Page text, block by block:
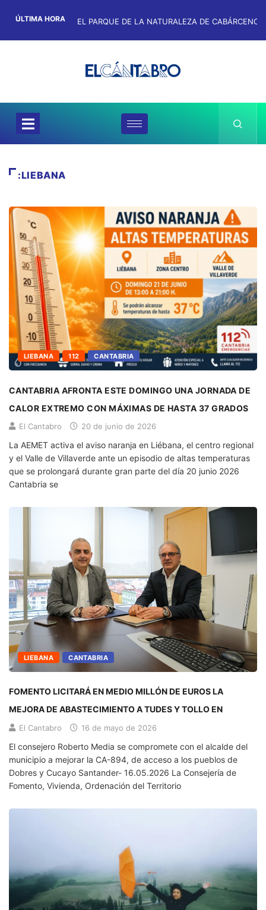
ÚLTIMA HORA
:LIEBANA
LIEBANA 112 CANTABRIA
CANTABRIA AFRONTA ESTE DOMINGO UNA JORNADA DE
CALOR EXTREMO CON MÁXIMAS DE HASTA 37 GRADOS
El Cantabro 20 de junio de 2026
La AEMET activa el aviso naranja en Liébana, el centro regional
y el Valle de Villaverde ante un episodio de altas temperaturas
que se prolongará durante gran parte del día 20 junio 2026
Cantabria se
LIEBANA CANTABRIA
FOMENTO LICITARÁ EN MEDIO MILLÓN DE EUROS LA
MEJORA DE ABASTECIMIENTO A TUDES Y TOLLO EN
El Cantabro 16 de mayo de 2026
El consejero Roberto Media se compromete con el alcalde del
municipio a mejorar la CA-894, de acceso a los pueblos de
Dobres y Cucayo Santander- 16.05.2026 La Consejería de
Fomento, Vivienda, Ordenación del Territorio